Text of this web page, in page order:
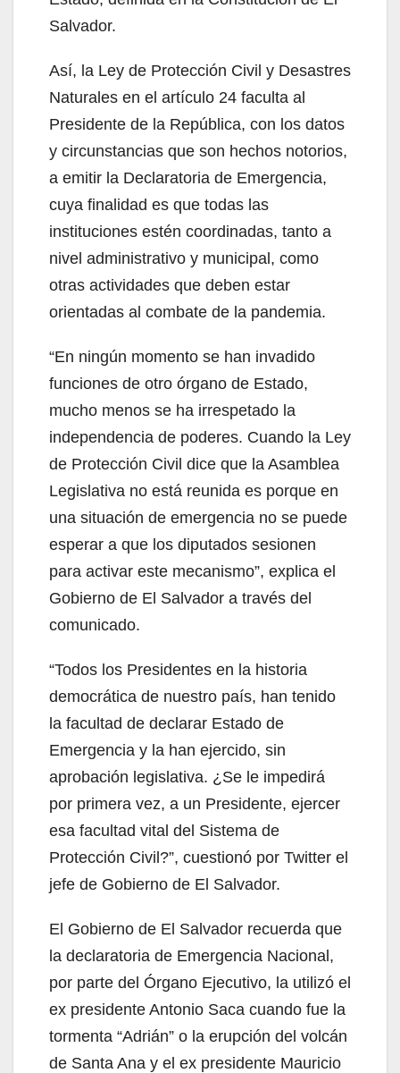
Salvador.
Así, la Ley de Protección Civil y Desastres
Naturales en el artículo 24 faculta al
Presidente de la República, con los datos
y circunstancias que son hechos notorios,
a emitir la Declaratoria de Emergencia,
cuya finalidad es que todas las
instituciones estén coordinadas, tanto a
nivel administrativo y municipal, como
otras actividades que deben estar
orientadas al combate de la pandemia.
“En ningún momento se han invadido
funciones de otro órgano de Estado,
mucho menos se ha irrespetado la
independencia de poderes. Cuando la Ley
de Protección Civil dice que la Asamblea
Legislativa no está reunida es porque en
una situación de emergencia no se puede
esperar a que los diputados sesionen
para activar este mecanismo”, explica el
Gobierno de El Salvador a través del
comunicado.
“Todos los Presidentes en la historia
democrática de nuestro país, han tenido
la facultad de declarar Estado de
Emergencia y la han ejercido, sin
aprobación legislativa. ¿Se le impedirá
por primera vez, a un Presidente, ejercer
esa facultad vital del Sistema de
Protección Civil?”, cuestionó por Twitter el
jefe de Gobierno de El Salvador.
El Gobierno de El Salvador recuerda que
la declaratoria de Emergencia Nacional,
por parte del Órgano Ejecutivo, la utilizó el
ex presidente Antonio Saca cuando fue la
tormenta “Adrián” o la erupción del volcán
de Santa Ana y el ex presidente Mauricio